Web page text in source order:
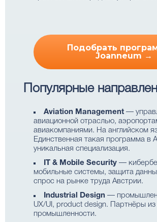
Подобрать
Joanneum →
Популярные
Aviation Management —
авиационной отраслью,
авиакомпаниями. На английском
Единственная такая программа в
уникальная специализация.
IT & Mobile Security —
мобильные системы, защита
спрос на рынке труда Австрии.
Industrial Design —
UX/UI, product design. Партнёры из
промышленности.